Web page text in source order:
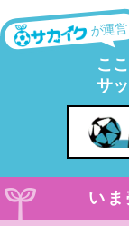
が運営
こ
サ
い